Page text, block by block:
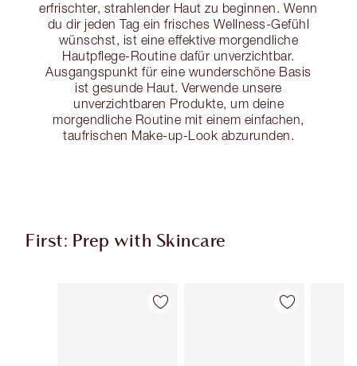
erfrischter, strahlender Haut zu beginnen. Wenn
du dir jeden Tag ein frisches Wellness-Gefühl
wünschst, ist eine effektive morgendliche
Hautpflege-Routine dafür unverzichtbar.
Ausgangspunkt für eine wunderschöne Basis
ist gesunde Haut. Verwende unsere
unverzichtbaren Produkte, um deine
morgendliche Routine mit einem einfachen,
taufrischen Make-up-Look abzurunden.
First: Prep with Skincare
Artikel 1 von 113 Artikel 2 von 113